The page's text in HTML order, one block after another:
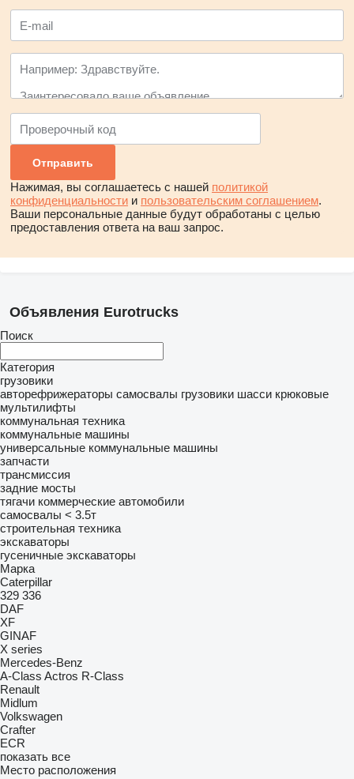
Нажимая, вы соглашаетесь с нашей политикой
конфиденциальности и пользовательским соглашением.
Ваши персональные данные будут обработаны с целью
предоставления ответа на ваш запрос.
Объявления Eurotrucks
Поиск
Категория
грузовики
авторефрижераторы самосвалы грузовики шасси крюковые
мультилифты
коммунальная техника
коммунальные машины
универсальные коммунальные машины
запчасти
трансмиссия
задние мосты
тягачи коммерческие автомобили
самосвалы < 3.5т
строительная техника
экскаваторы
гусеничные экскаваторы
Марка
Caterpillar
329 336
DAF
XF
GINAF
X series
Mercedes-Benz
A-Class Actros R-Class
Renault
Midlum
Volkswagen
Crafter
ECR
показать все
Место расположения